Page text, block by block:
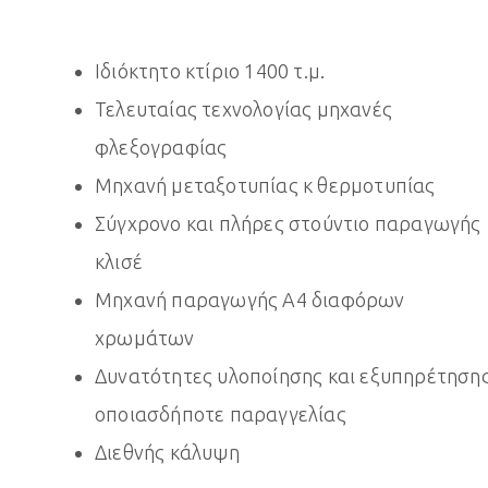
Ιδιόκτητο κτίριο 1400 τ.μ.
Τελευταίας τεχνολογίας μηχανές
φλεξογραφίας
Μηχανή μεταξοτυπίας κ θερμοτυπίας
Σύγχρονο και πλήρες στούντιο παραγωγής
κλισέ
Μηχανή παραγωγής Α4 διαφόρων
χρωμάτων
Δυνατότητες υλοποίησης και
οποιασδήποτε παραγγελίας
Διεθνής κάλυψη